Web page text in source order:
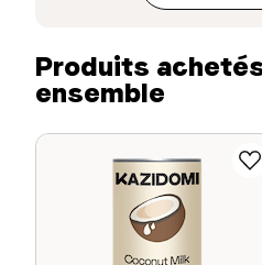
Produits
ensemble
ajoutés, sans soja, sans